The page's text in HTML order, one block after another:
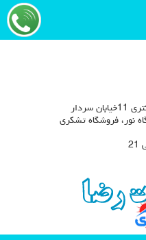
کرج - خیابان بهشتی روبروی کلانتری 11خیابان سردار
نور، فروشگاه تشکری